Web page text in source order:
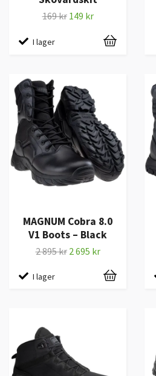
169 kr 149 kr
I lager
MAGNUM Cobra 8.0
V1 Boots – Black
2 895 kr 2 695 kr
I lager